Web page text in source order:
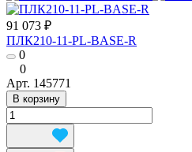
91 073 ₽
ПЛК210-11-PL-BASE-R
0
0
Арт. 145771
В корзину